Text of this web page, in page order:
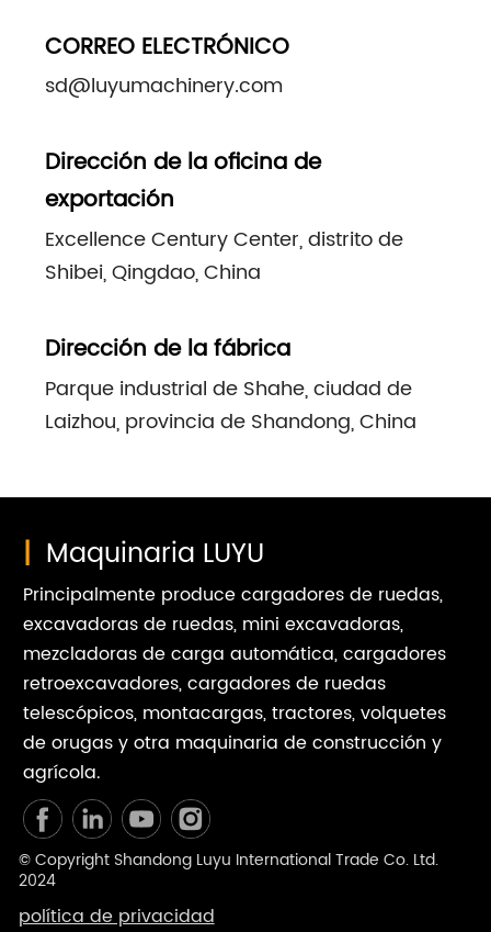
CORREO ELECTRÓNICO
sd@luyumachinery.com
Dirección de la oficina de
exportación
Excellence Century Center, distrito de
Shibei, Qingdao, China
Dirección de la fábrica
Parque industrial de Shahe, ciudad de
Laizhou, provincia de Shandong, China
| Maquinaria LUYU
Principalmente produce cargadores de ruedas,
excavadoras de ruedas, mini excavadoras,
mezcladoras de carga automática, cargadores
retroexcavadores, cargadores de ruedas
telescópicos, montacargas, tractores, volquetes
de orugas y otra maquinaria de construcción y
agrícola.
© Copyright Shandong Luyu International Trade Co. Ltd.
2024
política de privacidad